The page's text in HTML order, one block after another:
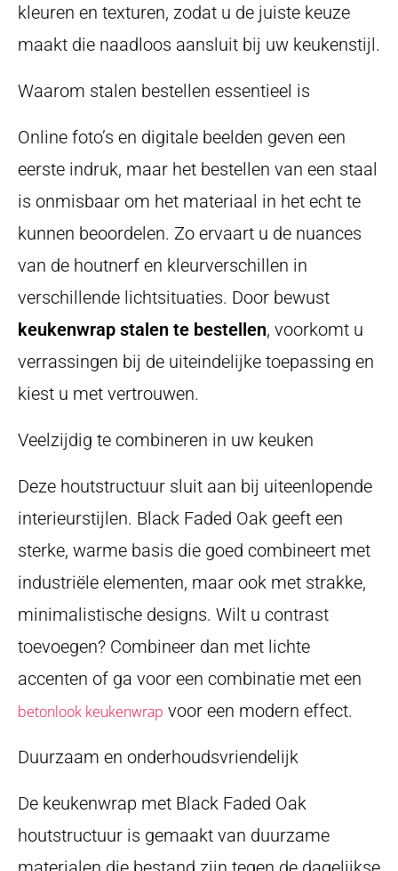
kleuren en texturen, zodat u de juiste keuze
maakt die naadloos aansluit bij uw keukenstijl.
Waarom stalen bestellen essentieel is
Online foto’s en digitale beelden geven een
eerste indruk, maar het bestellen van een staal
is onmisbaar om het materiaal in het echt te
kunnen beoordelen. Zo ervaart u de nuances
van de houtnerf en kleurverschillen in
verschillende lichtsituaties. Door bewust
keukenwrap stalen te bestellen, voorkomt u
verrassingen bij de uiteindelijke toepassing en
kiest u met vertrouwen.
Veelzijdig te combineren in uw keuken
Deze houtstructuur sluit aan bij uiteenlopende
interieurstijlen. Black Faded Oak geeft een
sterke, warme basis die goed combineert met
industriële elementen, maar ook met strakke,
minimalistische designs. Wilt u contrast
toevoegen? Combineer dan met lichte
accenten of ga voor een combinatie met een
betonlook keukenwrap voor een modern effect.
Duurzaam en onderhoudsvriendelijk
De keukenwrap met Black Faded Oak
houtstructuur is gemaakt van duurzame